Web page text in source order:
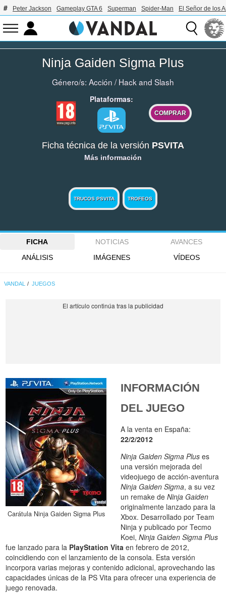
Peter Jackson Gameplay GTA 6 Superman Spider-Man El Señor de los
Ninja Gaiden Sigma Plus
Género/s: Acción /Hack and Slash
Plataformas:
COMPRAR
Ficha técnica de la versión PSVITA
Más información
TRUCOS PSVITA TROFEOS
FICHA NOTICIAS
AVANCES
ANÁLISIS
IMÁGENES VÍDEOS
VANDAL JUEGOS
Carátula Ninja Gaiden Sigma Plus
INFORMACIÓN
DEL JUEGO
A la venta en España:
22/2/2012
Ninja Gaiden Sigma Plus es
una versión mejorada del
videojuego de acción-aventura
Ninja Gaiden Sigma, a su vez
un remake deNinja Gaiden
originalmente lanzado para la
Xbox. Desarrollado por Team
Ninja y publicado por Tecmo
Koei,Ninja Gaiden Sigma Plus
fue lanzado para la PlayStation Vita en febrero de 2012,
coincidiendo con el lanzamiento de la consola. Esta versión
incorpora varias mejoras y contenido adicional, aprovechando las
capacidades únicas de la PS Vita para ofrecer una experiencia de
juego renovada.